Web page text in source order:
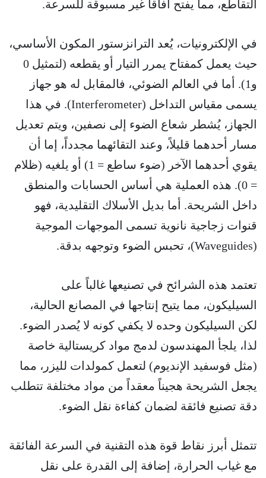
التقاطع، مما يفتح آفاقاً غير مسبوقة للسرعة.
في الإلكترونيات، يُعد الترانزستور المكون الأساسي،
حيث يعمل كمفتاح يمرر التيار أو يقطعه (لتمثيل 0
و1). أما في العالم الضوئي، فالمقابل له هو جهاز
يسمى مقياس التداخل (Interferometer). في هذا
الجهاز، يُشطر شعاع الضوء إلى نصفين، ويتم تعديل
مسار أحدهما قليلاً، وعند التقائهما مجدداً، إما أن
يقوي أحدهما الآخر (ضوء ساطع = 1) أو يلغيه (ظلام
= 0). هذه العملية هي أساس الحسابات والمنطق
داخل الشريحة. أما بديل الأسلاك التقليدية، فهو
قنوات زجاجية نانوية تسمى الموجهات الموجية
(Waveguides)، تحبس الضوء وتوجهه بدقة.
تعتمد هذه الشرائح في تصنيعها غالباً على
السيليكون، مما يتيح إنتاجها في المصانع الحالية،
لكن السيليكون وحده لا يكفي كونه لا يُصدر الضوء.
لذا، يلجأ المهندسون لدمج مواد كريستالية خاصة
(مثل فوسفيد الإنديوم) لتعمل كمولدات لليزر، مما
يجعل الشريحة هجيناً معقداً من مواد مختلفة تتطلب
دقة تصنيع فائقة لضمان كفاءة نقل الضوء.
تتمثل أبرز نقاط قوة هذه التقنية في السرعة الفائقة
مع غياب الحرارة، إضافة إلى القدرة على نقل